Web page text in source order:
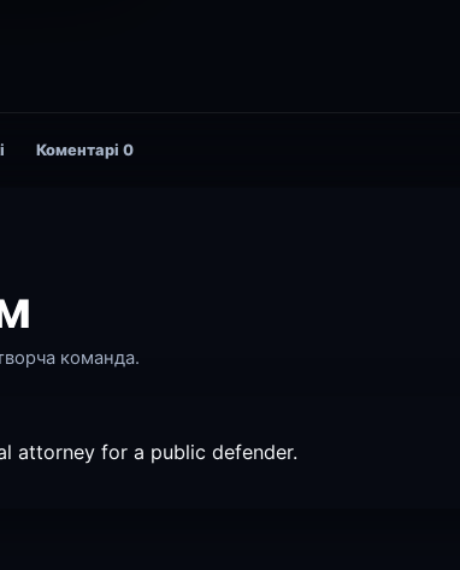
Коментарі 0
команда.
attorney for a public defender.